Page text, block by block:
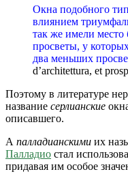
Окна подобного
влиянием
так же имели
просветы, у
два меньших
d’architettura, et
Поэтому в литературе
название серлианские
описавшего.
А палладианскими их
Палладио стал
придавая им особое